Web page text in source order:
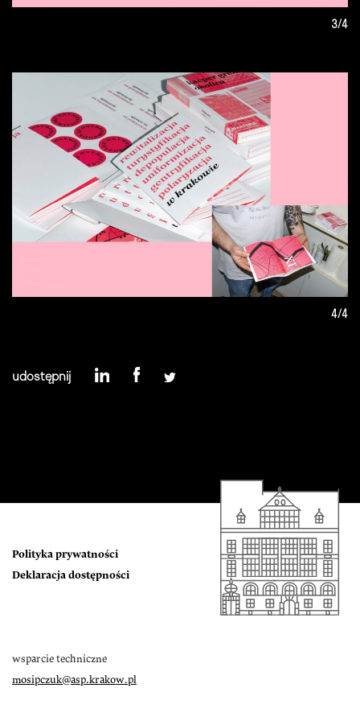
3/4
4/4
udostępnij
Polityka prywatności
Deklaracja dostępności
wsparcie techniczne
mosipczuk@asp.krakow.pl